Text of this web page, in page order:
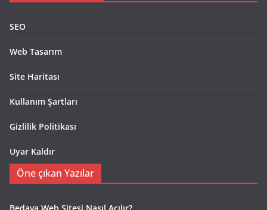
SEO
Web Tasarım
Site Haritası
Kullanım Şartları
Gizlilik Politikası
Uyar Kaldır
Öne çıkan Yazılar